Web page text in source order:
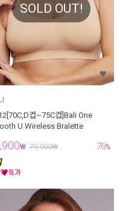
SOLD OUT!
컵~75C컵]Bali One
U Wireless Bralette
₩ 79,900₩ 76%